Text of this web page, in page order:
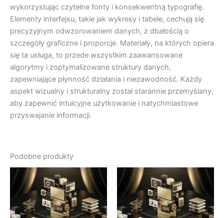
wykorzystując czytelne fonty i konsekwentną typografię.
Elementy interfejsu, takie jak wykresy i tabele, cechują się
precyzyjnym odwzorowaniem danych, z dbałością o
szczegóły graficzne i proporcje. Materiały, na których opiera
się ta usługa, to przede wszystkim zaawansowane
algorytmy i zoptymalizowane struktury danych,
zapewniające płynność działania i niezawodność. Każdy
aspekt wizualny i strukturalny został starannie przemyślany,
aby zapewnić intuicyjne użytkowanie i natychmiastowe
przyswajanie informacji.
Podobne produkty